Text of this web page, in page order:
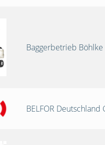
Baggerbetrieb Böhlke
BELFOR Deutschland